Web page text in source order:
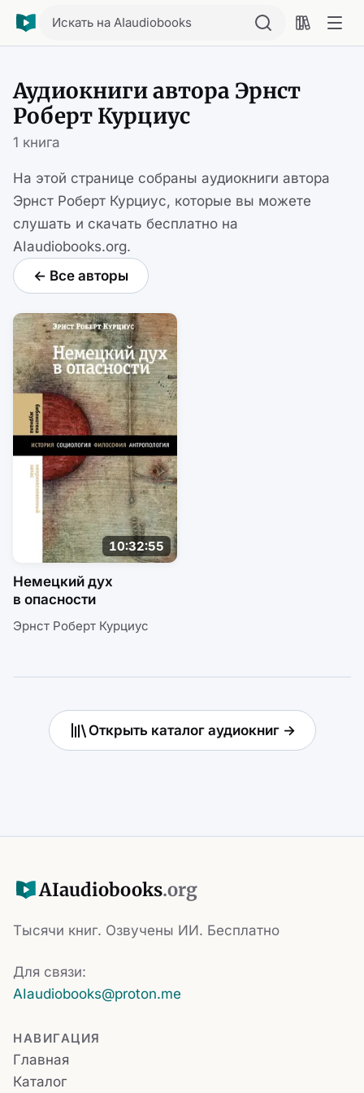
Искать на AIaudiobooks
Аудиокниги автора Эрнст
Роберт Курциус
1 книга
На этой странице собраны аудиокниги автора
Эрнст Роберт Курциус, которые вы можете
слушать и скачать бесплатно на
AIaudiobooks.org.
← Все авторы
10:32:55
Немецкий дух
в опасности
Эрнст Роберт Курциус
Открыть каталог аудиокниг →
AIaudiobooks.org
Тысячи книг. Озвучены ИИ. Бесплатно
Для связи:
AIaudiobooks@proton.me
НАВИГАЦИЯ
Главная
Каталог